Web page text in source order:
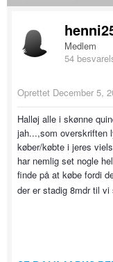
Medlem
54
Oprettet December 5,
Halløj alle i skønne
jah...,som overskriften
køber/købte i jeres
har nemlig set nogle
finde på at købe fordi
der er stadig 8mdr til